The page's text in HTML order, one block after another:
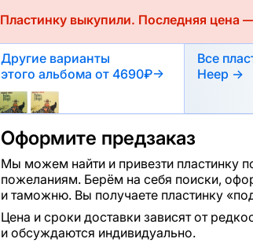
Пластинку выкупили. Последняя цена
Другие варианты
этого альбома от 4690₽→
Все
Heep →
Оформите предзаказ
Мы можем найти и привезти пластинку
пожеланиям. Берём на себя поиски,
и таможню. Вы получаете пластинку
Цена и сроки доставки зависят от
и обсуждаются индивидуально.